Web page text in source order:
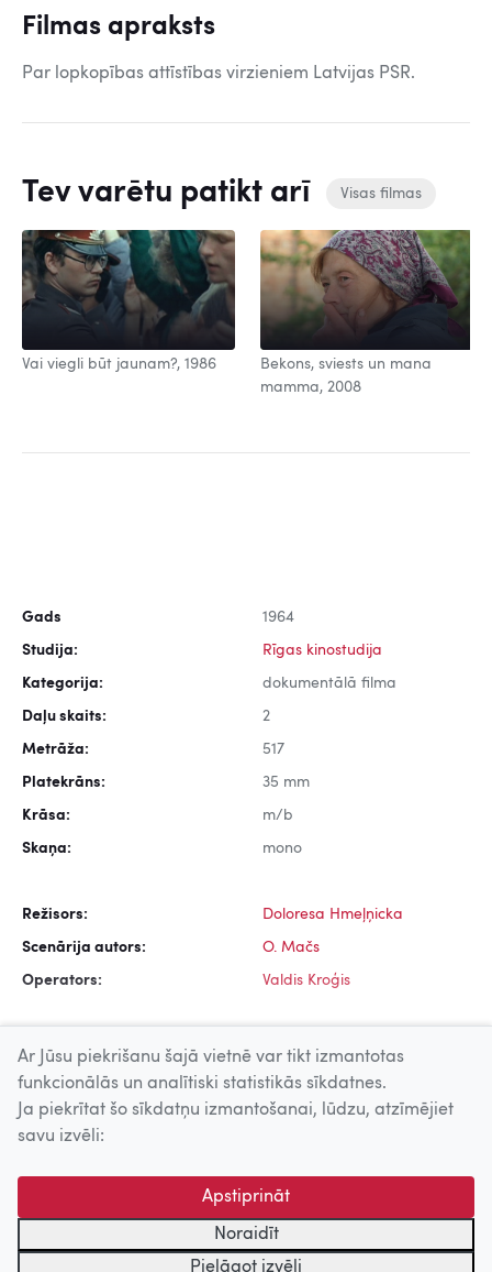
Filmas apraksts
Par lopkopības attīstības virzieniem Latvijas PSR.
Tev varētu patikt arī Visas filmas
Vai viegli būt jaunam?, 1986
Bekons, sviests un mana
mamma, 2008
Gads 1964
Studija: Rīgas kinostudija
Kategorija: dokumentālā filma
Daļu skaits: 2
Metrāža: 517
Platekrāns: 35 mm
Krāsa: m/b
Skaņa: mono
Režisors: Doloresa Hmeļņicka
Scenārija autors: O. Mačs
Operators: Valdis Kroģis
Uz augšu
© 2026 Nacionālais Kino centrs, Kultūras informācijas sistēmu
centrs. Sadarbības partneris: Latvijas Valsts
kinofotofonodokumentu arhīvs.
Ar Jūsu piekrišanu šajā vietnē var tikt izmantotas
funkcionālās un analītiski statistikās sīkdatnes.
Ja piekrītat šo sīkdatņu izmantošanai, lūdzu, atzīmējiet
savu izvēli:
Apstiprināt
Noraidīt
Pielāgot izvēli